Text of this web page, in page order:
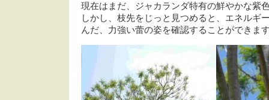
現在はまだ、ジャカランダ特有の鮮やかな紫
しかし、枝先をじっと見つめると、エネルギ
んだ、力強い蕾の姿を確認することができま